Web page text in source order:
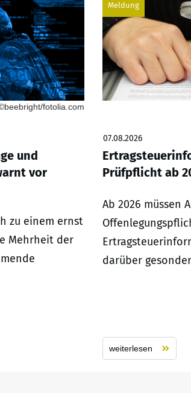
fotolia.com
und
vor
zu einem ernst
Mehrheit der
Meldung
07.08.2026
Prüfpflicht ab
Ab 2026 müssen
darüber
weiterlesen